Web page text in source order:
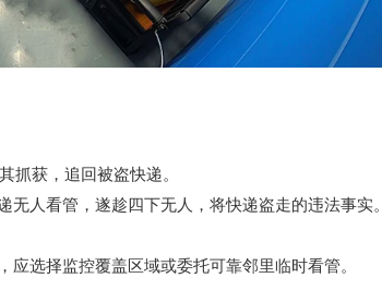
获，追回被盗快递。
人看管，遂趁四下无人，将快递盗走的违法事实。
选择监控覆盖区域或委托可靠邻里临时看管。